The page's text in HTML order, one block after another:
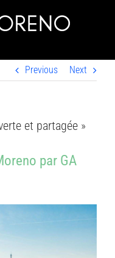
Previous Next
et partagée »
par GA